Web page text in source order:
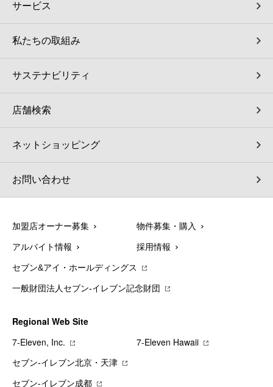
パウダースペース ラブン（店舗限定）
ソフトバンクギフト
サービス
私たちの取組み
サステナビリティ
店舗検索
ネットショッピング
お問い合わせ
加盟店オーナー募集 物件募集・購入
アルバイト情報 採用情報
セブン&アイ・ホールディングス
一般財団法人セブン-イレブン記念財団
Regional Web Site
7‐Eleven, Inc.
7‐Eleven Hawaii
セブン‐イレブン北京・天津
セブン‐イレブン成都